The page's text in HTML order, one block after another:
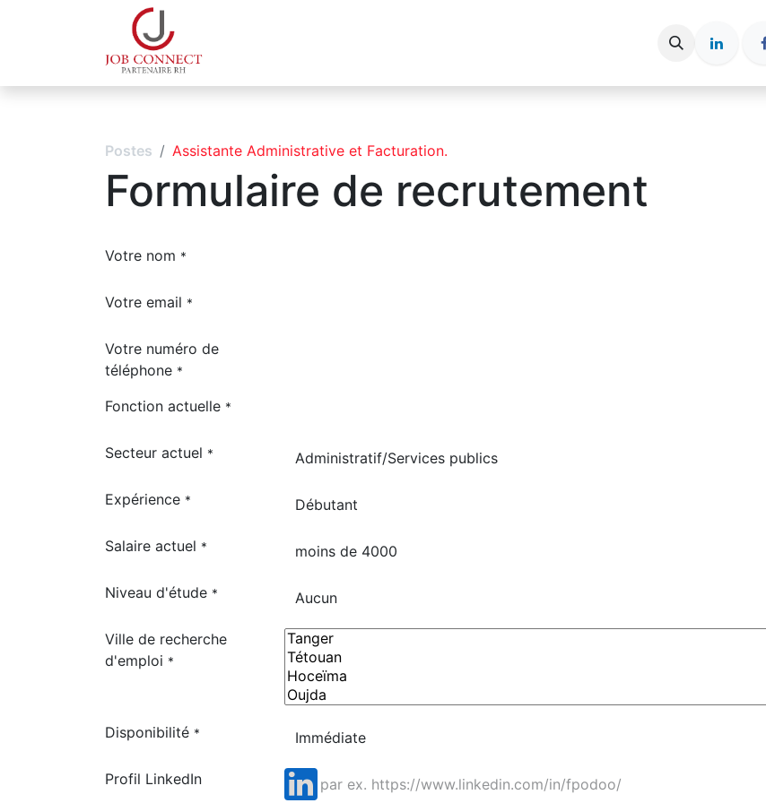
Nos Articles
Postes Assistante Administrative et Facturation.
Formulaire de recrutement
Votre nom *
Votre email *
Votre numéro de
téléphone *
Fonction actuelle *
Secteur actuel *
Expérience *
Salaire actuel *
Niveau d'étude *
Ville de recherche
d'emploi *
Disponibilité *
Profil LinkedIn